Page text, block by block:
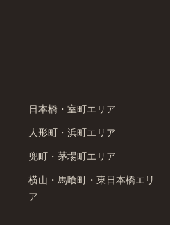
日本橋・室町エリア
人形町・浜町エリア
兜町・茅場町エリア
横山・馬喰町・東日本橋エリ
ア